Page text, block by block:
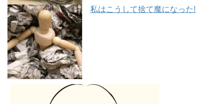
私はこうして捨て魔になった!